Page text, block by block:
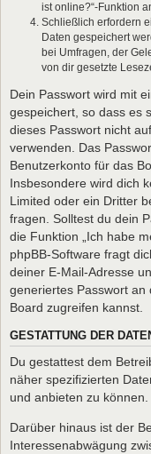
ist online?“-Funktion
Schließlich erfordern
Daten gespeichert
bei Umfragen, der
von dir gesetzte
Dein Passwort wird mit
gespeichert, so dass es
dieses Passwort nicht
verwenden. Das
Benutzerkonto für das
Insbesondere wird dich
Limited oder ein Dritter
fragen. Solltest du dein
die Funktion „Ich habe
phpBB-Software fragt
deiner E-Mail-Adresse
generiertes Passwort an
Board zugreifen kannst.
GESTATTUNG DER
Du gestattest dem
näher spezifizierten
und anbieten zu können.
Darüber hinaus ist der
Interessenabwägung